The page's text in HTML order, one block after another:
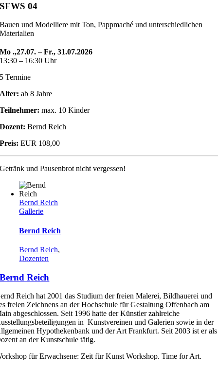
SFWS 04
Bauen und Modelliere mit Ton, Pappmaché und unterschiedlichen
Materialien
Mo .,27.07. – Fr., 31.07.2026
13:30 – 16:30 Uhr
5 Termine
Alter: ab 8 Jahre
Teilnehmer: max. 10 Kinder
Dozent: Bernd Reich
Preis: EUR 108,00
Getränk und Pausenbrot nicht vergessen!
Bernd Reich
Gallerie
Bernd Reich
Bernd Reich,
Dozenten
Bernd Reich
Reich hat 2001 das Studium der freien Malerei, Bildhauerei und
freien Zeichnens an der Hochschule für Gestaltung Offenbach am
abgeschlossen. Seit 1996 hatte der Künstler zahlreiche
in Kunstvereinen und Galerien sowie in der
Hypothekenbank und der Art Frankfurt. Seit 2003 ist er als
an der Kunstschule tätig.
für Erwachsene: Zeit für Kunst Workshop. Time for Art.